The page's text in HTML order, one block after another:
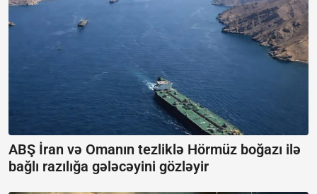
ABŞ İran və Omanın tezliklə Hörmüz boğazı ilə
bağlı razılığa gələcəyini gözləyir